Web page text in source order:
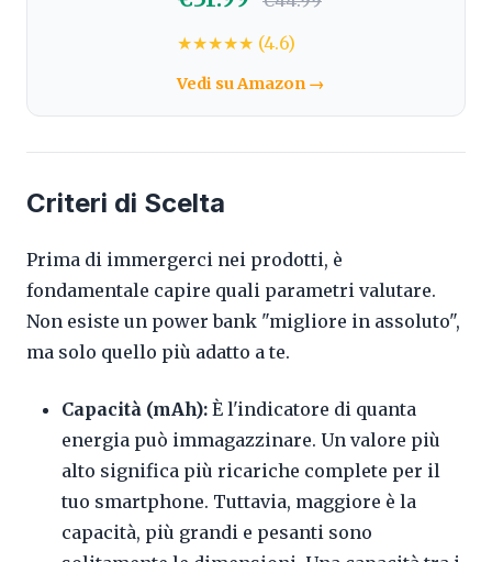
★★★★★ (4.6)
Vedi su Amazon →
Criteri di Scelta
Prima di immergerci nei prodotti, è
fondamentale capire quali parametri valutare.
Non esiste un power bank "migliore in assoluto",
ma solo quello più adatto a te.
Capacità (mAh): È l'indicatore di quanta
energia può immagazzinare. Un valore più
alto significa più ricariche complete per il
tuo smartphone. Tuttavia, maggiore è la
capacità, più grandi e pesanti sono